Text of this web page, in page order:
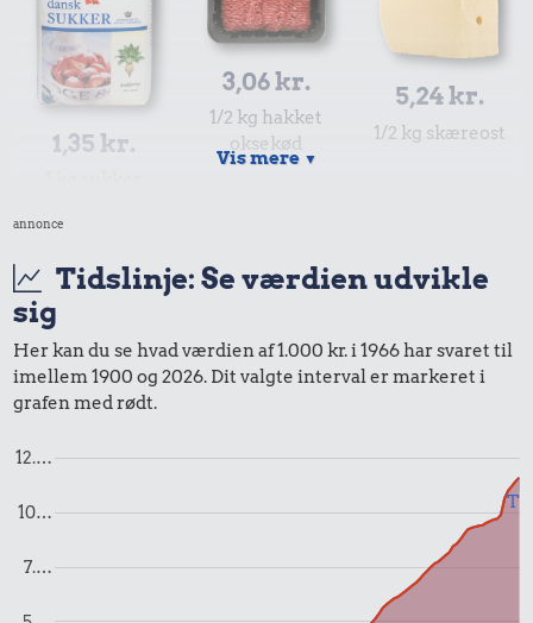
1,35 kr.
3,06 kr.
1/2 kg hakket
oksekød
5,24 kr.
1/2 kg skæreost
28 kr.
1/3 kg marcipan
2 kg mel
Vis mere ▼
annonce
Tidslinje: Se værdien udvikle
sig
Her kan du se hvad værdien af 1.000 kr. i 1966 har svaret til
imellem 1900 og 2026. Dit valgte interval er markeret i
grafen med rødt.
7.…
10…
12.…
Til